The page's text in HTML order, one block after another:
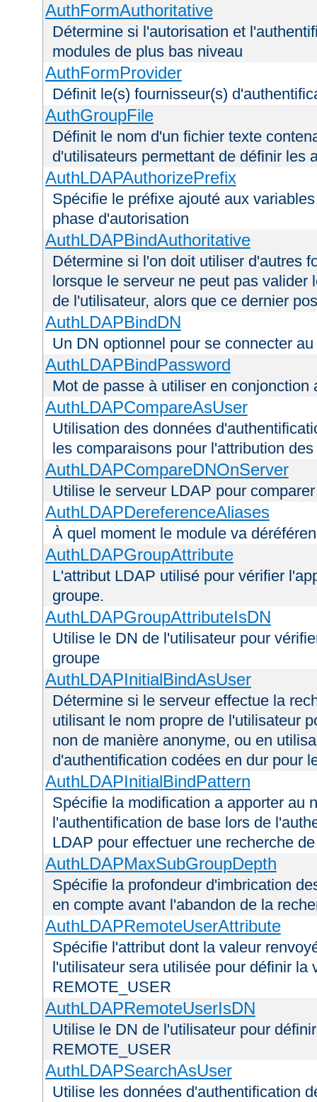
AuthFormAuthoritative
Détermine si l'autorisation et
modules de plus bas niveau
AuthFormProvider
Définit le(s) fournisseur(s)
AuthGroupFile
Définit le nom d'un fichier texte
d'utilisateurs permettant de définir les
AuthLDAPAuthorizePrefix
Spécifie le préfixe ajouté aux
phase d'autorisation
AuthLDAPBindAuthoritative
Détermine si l'on doit utiliser d'autres
lorsque le serveur ne peut pas valider
de l'utilisateur, alors que ce dernier
AuthLDAPBindDN
Un DN optionnel pour se connecter
AuthLDAPBindPassword
Mot de passe à utiliser en
AuthLDAPCompareAsUser
Utilisation des données
les comparaisons pour l'attribution
AuthLDAPCompareDNOnServer
Utilise le serveur LDAP pour
AuthLDAPDereferenceAliases
À quel moment le module va
AuthLDAPGroupAttribute
L'attribut LDAP utilisé pour vérifier
groupe.
AuthLDAPGroupAttributeIsDN
Utilise le DN de l'utilisateur pour
groupe
AuthLDAPInitialBindAsUser
Détermine si le serveur effectue la
utilisant le nom propre de l'utilisateur
non de manière anonyme, ou en
d'authentification codées en dur pour
AuthLDAPInitialBindPattern
Spécifie la modification a apporter au
l'authentification de base lors de
LDAP pour effectuer une recherche
AuthLDAPMaxSubGroupDepth
Spécifie la profondeur d'imbrication
en compte avant l'abandon de la
AuthLDAPRemoteUserAttribute
Spécifie l'attribut dont la valeur
l'utilisateur sera utilisée pour définir la
REMOTE_USER
AuthLDAPRemoteUserIsDN
Utilise le DN de l'utilisateur pour
REMOTE_USER
AuthLDAPSearchAsUser
Utilise les données d'authentification